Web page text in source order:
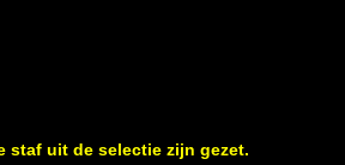
staf uit de selectie zijn gezet.